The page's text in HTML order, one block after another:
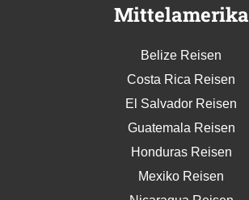
Mittelamerika
Belize Reisen
Costa Rica Reisen
El Salvador Reisen
Guatemala Reisen
Honduras Reisen
Mexiko Reisen